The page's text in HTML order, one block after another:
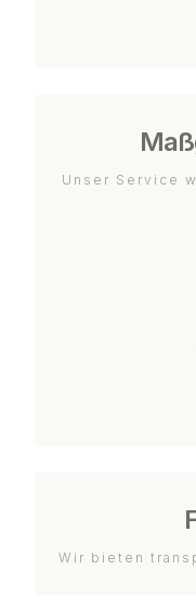
Unser Service
Wir bieten